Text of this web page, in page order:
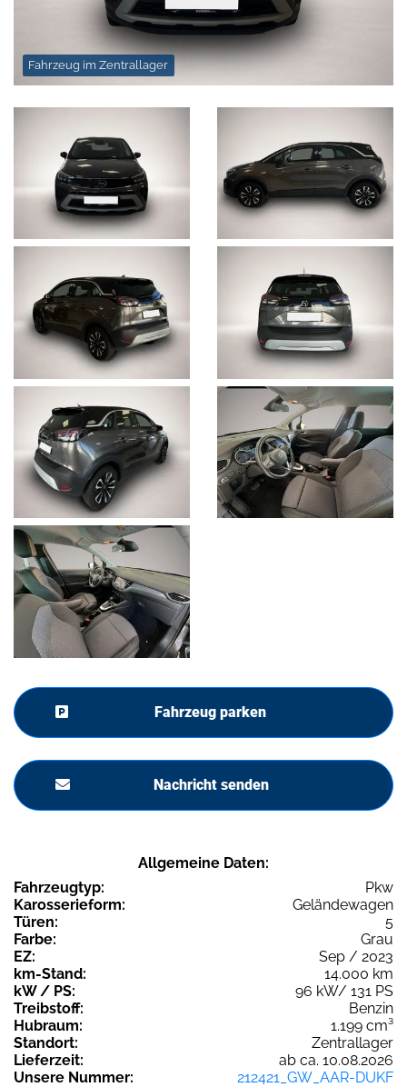
Fahrzeug im Zentrallager
Fahrzeug parken
Nachricht senden
Allgemeine Daten:
Fahrzeugtyp:
Pkw
Karosserieform:
Geländewagen
Türen:
5
Farbe:
Grau
EZ:
Sep / 2023
km-Stand:
14.000 km
kW / PS:
96 kW/ 131 PS
Treibstoff:
Benzin
Hubraum:
1.199 cm³
Standort:
Zentrallager
Lieferzeit:
ab ca. 10.08.2026
Unsere Nummer:
212421_GW_AAR-DUKF